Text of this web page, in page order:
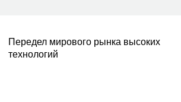
Передел мирового рынка высоких
технологий